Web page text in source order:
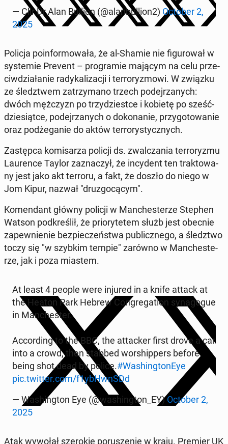
— Cllr Dr Alan Bullion (@alan­bul­lion2) October 2,
2025
Policja po­in­for­mo­wa­ła, że al-Shamie nie fi­gu­ro­wał w
sys­te­mie Prevent – pro­gra­mie mającym na celu prze­
ciw­dzia­ła­nie ra­dy­ka­li­za­cji i ter­ro­ry­zmo­wi. W związku
ze śledz­twem za­trzy­ma­no trzech po­dej­rza­nych:
dwóch męż­czyzn po trzy­dzie­st­ce i kobietę po sześć­
dzie­siąt­ce, po­dej­rza­nych o do­ko­na­nie, przy­go­to­wa­nie
oraz pod­że­ga­nie do aktów ter­ro­ry­stycz­nych.
Za­stęp­ca ko­mi­sa­rza policji ds. zwal­cza­nia ter­ro­ry­zmu
Lau­ren­ce Taylor za­zna­czył, że in­cy­dent ten trak­to­wa­
ny jest jako akt terroru, a fakt, że doszło do niego w
Jom Kipur, nazwał "dru­zgo­cą­cym".
Ko­men­dant główny policji w Man­che­ste­rze Stephen
Watson pod­kre­ślił, że prio­ry­te­tem służb jest obecnie
za­pew­nie­nie bez­pie­czeń­stwa pu­blicz­ne­go, a śledz­two
toczy się "w szybkim tempie" zarówno w Man­che­ste­
rze, jak i poza miastem.
At least 4 people were injured in a knife attack at
the Heaton Park Hebrew Con­gre­ga­tion sy­na­go­gue
in Man­che­ster.
Ac­cor­ding to the BBC, the at­tac­ker first drove a car
into a crowd, then stabbed wor­ship­pers before
being shot dead by police.#Wa­shing­to­nEye
pic.twitter.com/f1ybHwnSDd
— Wa­shing­ton Eye (@wa­shing­ton_EY)October 2,
2025
Atak wywołał sze­ro­kie po­ru­sze­nie w kraju. Premier UK